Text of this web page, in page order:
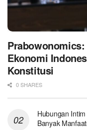
Ekonomi
Konstitusi
0 SHARES
Hubungan
Banyak